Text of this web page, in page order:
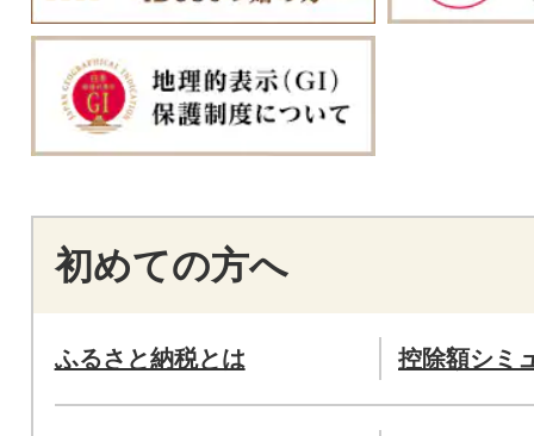
初めての方へ
ふるさと納税とは 控除額シミ